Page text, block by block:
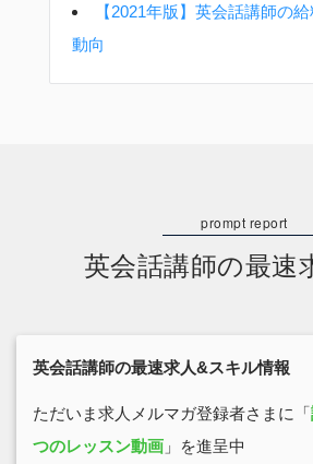
【2021年版】英会話講師の
動向
英会話講師の最速
英会話講師の最速求人&スキル情報
ただいま求人メルマガ登録者さまに「
つのレッスン動画 」を進呈中